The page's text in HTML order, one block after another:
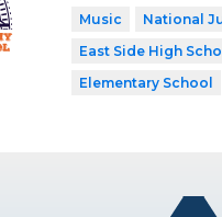
Music
National
East Side High
Elementary School